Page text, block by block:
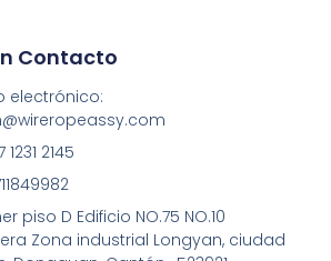
Contacto
electrónico:
1231 2145
piso D Edificio NO.75 NO.10
Zona industrial Longyan, ciudad